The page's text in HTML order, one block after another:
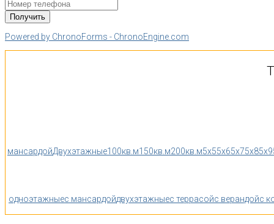
Powered by ChronoForms - ChronoEngine.com
мансардойДвухэтажные100кв.м150кв.м200кв.м5x55x65x75x85x9
одноэтажныес мансардойдвухэтажныес террасойс верандойс